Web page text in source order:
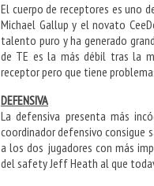
El cuerpo de receptores es uno
Michael Gallup y el novato
talento puro y ha generado
de TE es la más débil tras la
receptor pero que tiene
DEFENSIVA
La defensiva presenta más
coordinador defensivo consigue
a los dos jugadores con más
del safety Jeff Heath al que